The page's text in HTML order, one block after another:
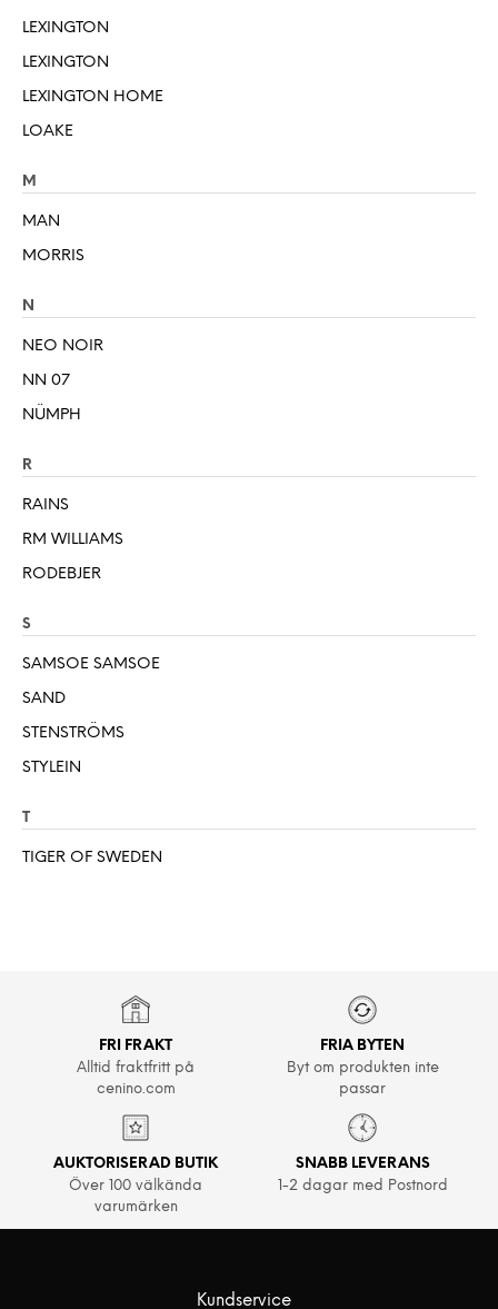
LEXINGTON
LEXINGTON
LEXINGTON HOME
LOAKE
M
MAN
MORRIS
N
NEO NOIR
NN 07
NÜMPH
R
RAINS
RM WILLIAMS
RODEBJER
S
SAMSOE SAMSOE
SAND
STENSTRÖMS
STYLEIN
T
TIGER OF SWEDEN
FRI FRAKT
Alltid fraktfritt på
cenino.com
FRIA BYTEN
Byt om produkten inte
passar
AUKTORISERAD BUTIK
Över 100 välkända
varumärken
SNABB LEVERANS
1-2 dagar med Postnord
Kundservice